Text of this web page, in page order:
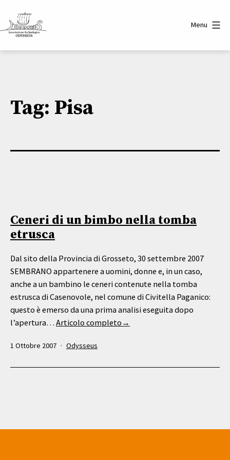
contenuto
Menu
Tag: Pisa
Ceneri di un bimbo nella tomba
etrusca
Dal sito della Provincia di Grosseto, 30 settembre 2007
SEMBRANO appartenere a uomini, donne e, in un caso,
anche a un bambino le ceneri contenute nella tomba
estrusca di Casenovole, nel comune di Civitella Paganico:
questo è emerso da una prima analisi eseguita dopo
l’apertura… Articolo completo→
Pubblicato
1 Ottobre 2007 Categorie:
Odysseus